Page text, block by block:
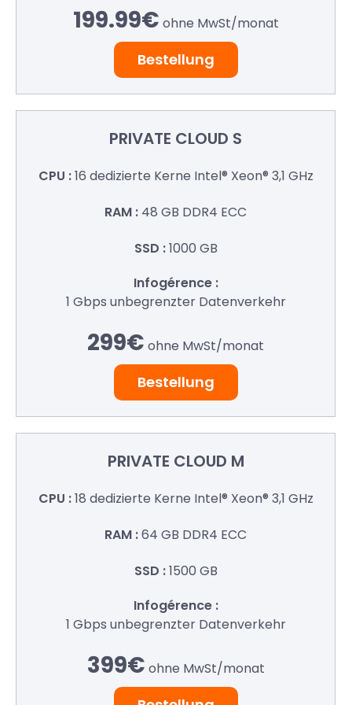
199.99€ ohne MwSt/monat
Bestellung
PRIVATE CLOUD S
16 dedizierte Kerne Intel® Xeon® 3,1 GHz
48 GB DDR4 ECC
1000 GB
1 Gbps unbegrenzter Datenverkehr
299€ ohne MwSt/monat
Bestellung
PRIVATE CLOUD M
18 dedizierte Kerne Intel® Xeon® 3,1 GHz
64 GB DDR4 ECC
1500 GB
1 Gbps unbegrenzter Datenverkehr
399€ ohne MwSt/monat